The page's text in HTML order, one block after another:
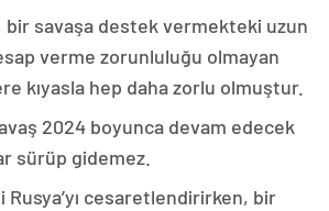
bir savaşa destek vermekteki uzun
verme zorunluluğu olmayan
kıyasla hep daha zorlu olmuştur.
2024 boyunca devam edecek
sürüp gidemez.
Rusya’yı cesaretlendirirken, bir